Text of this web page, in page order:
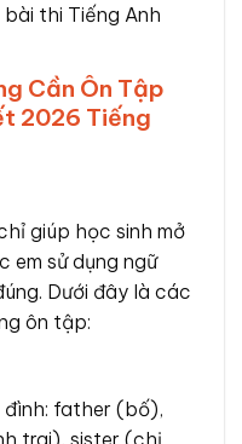
thi Tiếng Anh
Cần Ôn Tập
giúp học sinh mở
em sử dụng ngữ
Dưới đây là các
ôn tập:
father (bố),